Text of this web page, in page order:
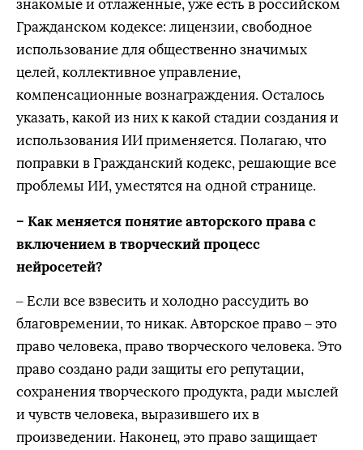
знакомые и отлаженные, уже есть в российском
Гражданском кодексе: лицензии, свободное
использование для общественно значимых
целей, коллективное управление,
компенсационные вознаграждения. Осталось
указать, какой из них к какой стадии создания и
использования ИИ применяется. Полагаю, что
поправки в Гражданский кодекс, решающие все
проблемы ИИ, уместятся на одной странице.
– Как меняется понятие авторского права с
включением в творческий процесс
нейросетей?
– Если все взвесить и холодно рассудить во
благовремении, то никак. Авторское право – это
право человека, право творческого человека. Это
право создано ради защиты его репутации,
сохранения творческого продукта, ради мыслей
и чувств человека, выразившего их в
произведении. Наконец, это право защищает